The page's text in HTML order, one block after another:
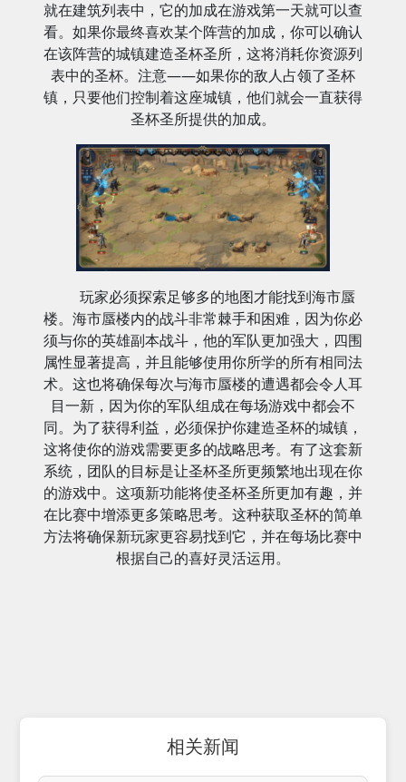
就在建筑列表中，它的加成在游戏第一天就可以查
看。如果你最终喜欢某个阵营的加成，你可以确认
在该阵营的城镇建造圣杯圣所，这将消耗你资源列
表中的圣杯。注意——如果你的敌人占领了圣杯
镇，只要他们控制着这座城镇，他们就会一直获得
圣杯圣所提供的加成。
玩家必须探索足够多的地图才能找到海市蜃
楼。海市蜃楼内的战斗非常棘手和困难，因为你必
须与你的英雄副本战斗，他的军队更加强大，四围
属性显著提高，并且能够使用你所学的所有相同法
术。这也将确保每次与海市蜃楼的遭遇都会令人耳
目一新，因为你的军队组成在每场游戏中都会不
同。为了获得利益，必须保护你建造圣杯的城镇，
这将使你的游戏需要更多的战略思考。有了这套新
系统，团队的目标是让圣杯圣所更频繁地出现在你
的游戏中。这项新功能将使圣杯圣所更加有趣，并
在比赛中增添更多策略思考。这种获取圣杯的简单
方法将确保新玩家更容易找到它，并在每场比赛中
根据自己的喜好灵活运用。
相关新闻